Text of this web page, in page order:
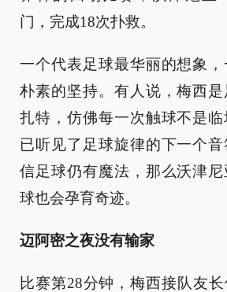
门，完成18次扑救。
一个代表足球最华丽的想象
朴素的坚持。有人说，梅西
扎特，仿佛每一次触球不是
已听见了足球旋律的下一个
信足球仍有魔法，那么沃津
球也会孕育奇迹。
迈阿密之夜没有输家
比赛第28分钟，梅西接队友长